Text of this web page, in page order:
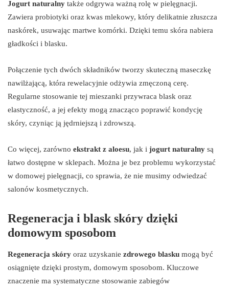
Jogurt naturalny także odgrywa ważną rolę w pielęgnacji.
Zawiera probiotyki oraz kwas mlekowy, który delikatnie złuszcza
naskórek, usuwając martwe komórki. Dzięki temu skóra nabiera
gładkości i blasku.
Połączenie tych dwóch składników tworzy skuteczną maseczkę
nawilżającą, która rewelacyjnie odżywia zmęczoną cerę.
Regularne stosowanie tej mieszanki przywraca blask oraz
elastyczność, a jej efekty mogą znacząco poprawić kondycję
skóry, czyniąc ją jędrniejszą i zdrowszą.
Co więcej, zarówno ekstrakt z aloesu, jak i jogurt naturalny są
łatwo dostępne w sklepach. Można je bez problemu wykorzystać
w domowej pielęgnacji, co sprawia, że nie musimy odwiedzać
salonów kosmetycznych.
Regeneracja i blask skóry dzięki
domowym sposobom
Regeneracja skóry oraz uzyskanie zdrowego blasku mogą być
osiągnięte dzięki prostym, domowym sposobom. Kluczowe
znaczenie ma systematyczne stosowanie zabiegów